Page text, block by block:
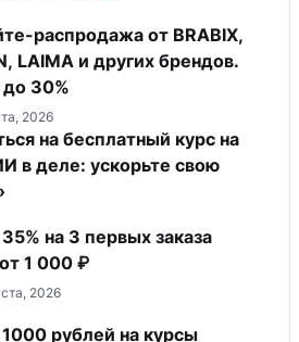
распродажа от BRABIX,
LAIMA и других брендов.
30%
2026
на бесплатный курс на
в деле: ускорьте свою
на 3 первых заказа
1 000 ₽
2026
рублей на курсы